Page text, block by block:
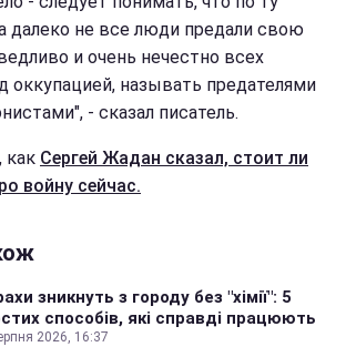
далеко не все люди предали свою
и очень нечестно всех
оккупацией, называть предателями
- сказал писатель.
как Сергей Жадан сказал, стоит ли
войну сейчас.
зникнуть з городу без "хімії": 5
способів, які справді працюють
2026, 16:37